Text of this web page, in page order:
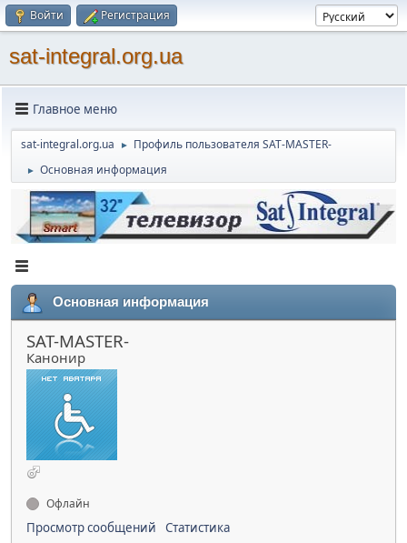
Войти Регистрация
sat-integral.org.ua
Главное меню
sat-integral.org.ua ► Профиль пользователя SAT-MASTER-
► Основная информация
Основная информация
SAT-MASTER-
Канонир
Офлайн
Просмотр сообщений
Статистика